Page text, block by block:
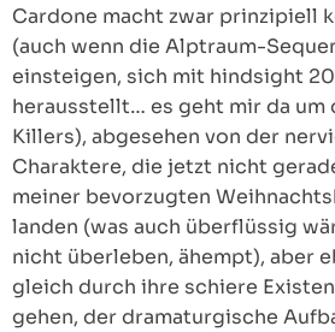
Cardone macht zwar prinzipiell
(auch wenn die Alptraum-
einsteigen, sich mit hindsight
herausstellt… es geht mir da um
Killers), abgesehen von der
Charaktere, die jetzt nicht
meiner bevorzugten
landen (was auch überflüssig
nicht überleben, ähempt), aber
gleich durch ihre schiere
gehen, der dramaturgische